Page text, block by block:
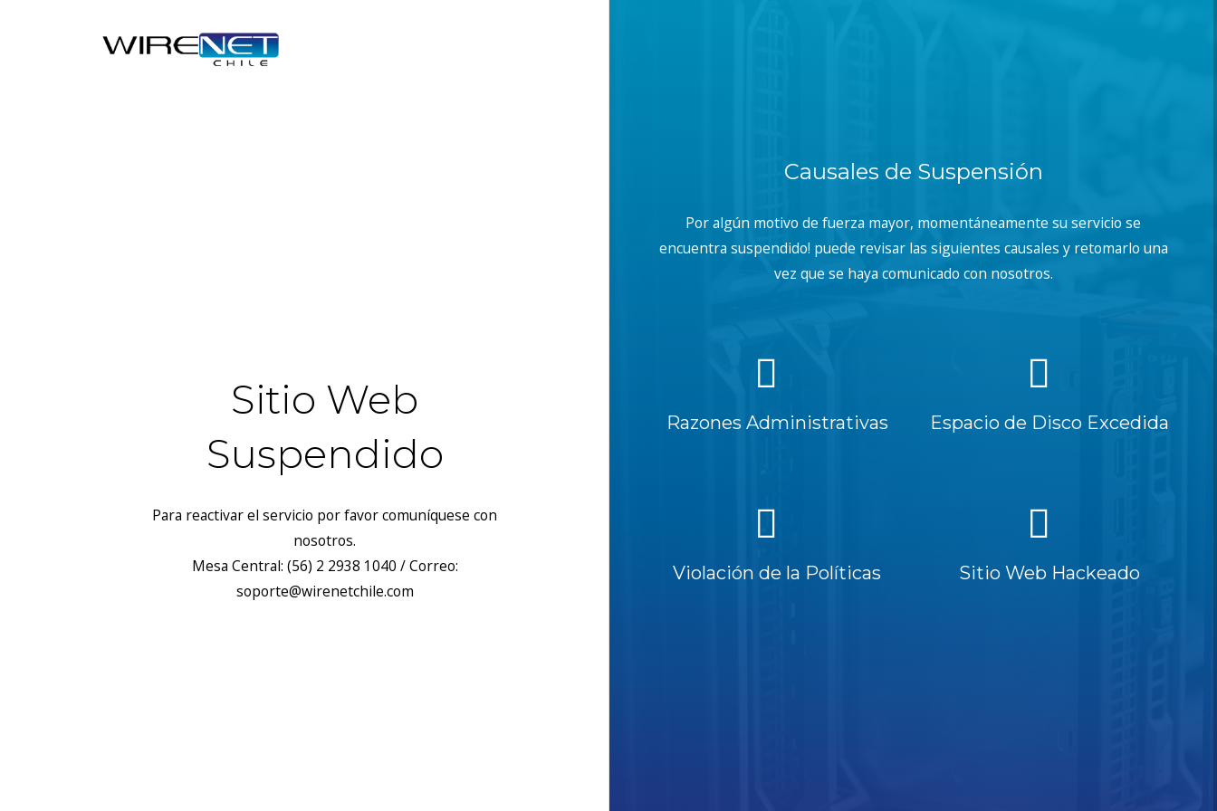
Sitio Web
Suspendido
Para reactivar el servicio por favor comuníquese con
nosotros.
Mesa Central: (56) 2 2938 1040 / Correo:
soporte@wirenetchile.com
Causales de Suspensión
Por algún motivo de fuerza mayor, momentáneamente su servicio se
encuentra suspendido! puede revisar las siguientes causales y retomarlo una
vez que se haya comunicado con nosotros.
Razones Administrativas Espacio de Disco Excedida
Violación de la Políticas Sitio Web Hackeado